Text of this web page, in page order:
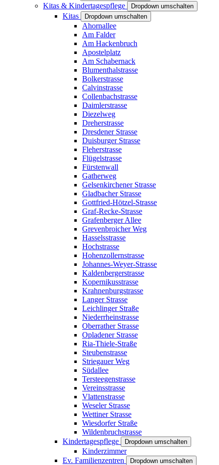
Kitas & Kindertagespflege Dropdown umschalten
Kitas Dropdown umschalten
Ahornallee
Am Falder
Am Hackenbruch
Apostelplatz
Am Schabernack
Blumenthalstrasse
Bolkerstrasse
Calvinstrasse
Collenbachstrasse
Daimlerstrasse
Diezelweg
Dreherstrasse
Dresdener Strasse
Duisburger Strasse
Fleherstrasse
Flügelstrasse
Fürstenwall
Gatherweg
Gelsenkirchener Strasse
Gladbacher Strasse
Gottfried-Hötzel-Strasse
Graf-Recke-Strasse
Grafenberger Allee
Grevenbroicher Weg
Hasselsstrasse
Hochstrasse
Hohenzollernstrasse
Johannes-Weyer-Strasse
Kaldenbergerstrasse
Kopernikusstrasse
Krahnenburgstrasse
Langer Strasse
Leichlinger Straße
Niederrheinstrasse
Oberrather Strasse
Opladener Strasse
Ria-Thiele-Straße
Steubenstrasse
Striegauer Weg
Südallee
Tersteegenstrasse
Vereinsstrasse
Vlattenstrasse
Weseler Strasse
Wettiner Strasse
Wiesdorfer Straße
Wildenbruchstrasse
Kindertagespflege
Dropdown umschalten
Kinderzimmer
Ev. Familienzentren
Dropdown umschalten